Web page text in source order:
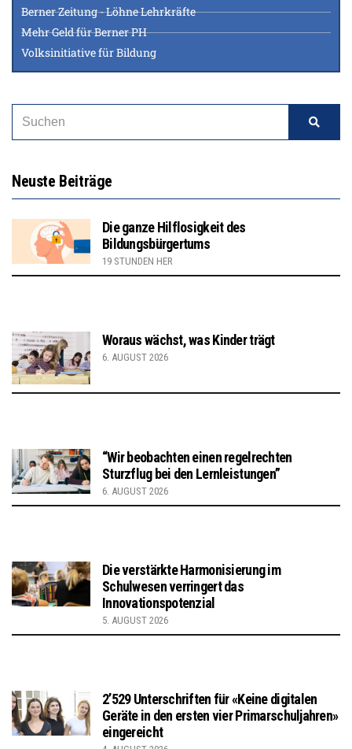
Berner Zeitung - Löhne Lehrkräfte
Mehr Geld für Berner PH
Volksinitiative für Bildung
Neuste Beiträge
Die ganze Hilflosigkeit des
Bildungsbürgertums
19 STUNDEN HER
Woraus wächst, was Kinder trägt
6. AUGUST 2026
“Wir beobachten einen regelrechten
Sturzflug bei den Lernleistungen”
6. AUGUST 2026
Die verstärkte Harmonisierung im
Schulwesen verringert das
Innovationspotenzial
5. AUGUST 2026
2’529 Unterschriften für «Keine digitalen
Geräte in den ersten vier Primarschuljahren»
eingereicht